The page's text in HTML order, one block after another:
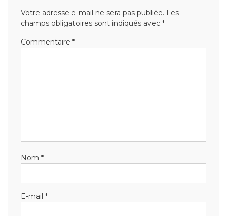
Votre adresse e-mail ne sera pas publiée. Les
champs obligatoires sont indiqués avec *
Commentaire *
Nom *
E-mail *